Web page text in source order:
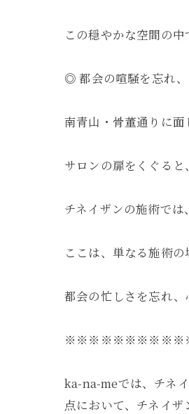
この穏やかな空間の
◎ 都会の喧騒を忘れ
南青山・骨董通りに
サロンの扉をくぐると
チネイザンの施術で
ここは、単なる施術
都会の忙しさを忘れ、
ka-na-meでは、チネ
点において、チネイ